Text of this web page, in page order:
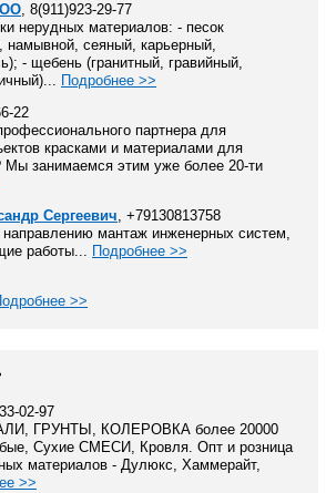
, 8(911)923-29-77
нерудных материалов: - песок
намывной, сеяный, карьерный,
- щебень (гранитный, гравийный,
Подробнее >>
22
партнера для
красками и материалами для
Мы занимаемся этим уже более 20-ти
Сергеевич, +79130813758
направлению мантаж инженерных систем,
работы... Подробнее >>
>>
02-97
ГРУНТЫ, КОЛЕРОВКА более 20000
Сухие СМЕСИ, Кровля. Опт и розница
материалов - Дулюкс, Хаммерайт,
>>